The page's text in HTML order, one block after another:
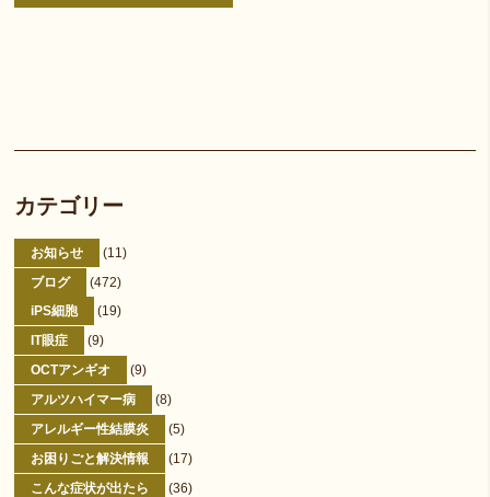
カテゴリー
お知らせ
(11)
ブログ
(472)
iPS細胞
(19)
IT眼症
(9)
OCTアンギオ
(9)
アルツハイマー病
(8)
アレルギー性結膜炎
(5)
お困りごと解決情報
(17)
こんな症状が出たら
(36)